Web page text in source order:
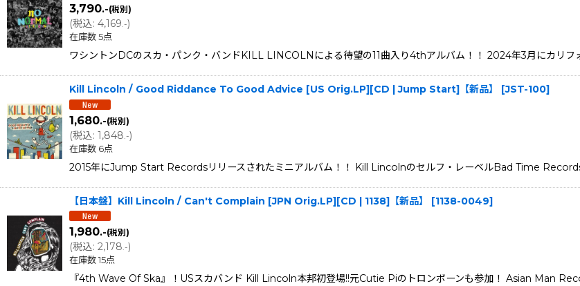
3,790.-(税別)
(税込: 4,169 .-)
在庫数 5点
ワシントンDCのスカ・パンク・バンドKILL LINCOLNによる待望の11曲入り4thアルバム！！ 2024年3月にカリ
Kill Lincoln / Good Riddance To Good Advice [US Orig.LP][CD | Jump Start]【新品】 [JST-100]
1,680.-(税別)
(税込: 1,848 .-)
在庫数 6点
2015年にJump Start Recordsリリースされたミニアルバム！！ Kill Lincolnのセルフ・レーベルBad Time
【日本盤】Kill Lincoln / Can't Complain [JPN Orig.LP][CD | 1138]【新品】 [1138-0049]
1,980.-(税別)
(税込: 2,178.-)
在庫数 15点
『4th Wave Of Ska』！USスカバンド Kill Lincoln本邦初登場!!元Cutie Piのトロンボーンも参加！ Asian Man